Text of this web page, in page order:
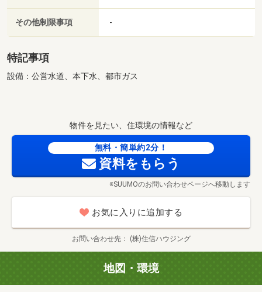
その他制限事項 -
特記事項
設備：公営水道、本下水、都市ガス
物件を見たい、住環境の情報など
無料・簡単約2分！
資料をもらう
※SUUMOのお問い合わせページへ移動します
お気に入りに追加する
お問い合わせ先 (株)住信ハウジング
地図・環境